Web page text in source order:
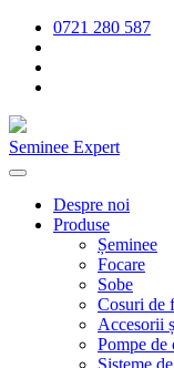
0721 280 587
Seminee Expert
Despre noi
Produse
Șeminee
Focare
Sobe
Cosuri de
Accesorii
Pompe de
Sisteme